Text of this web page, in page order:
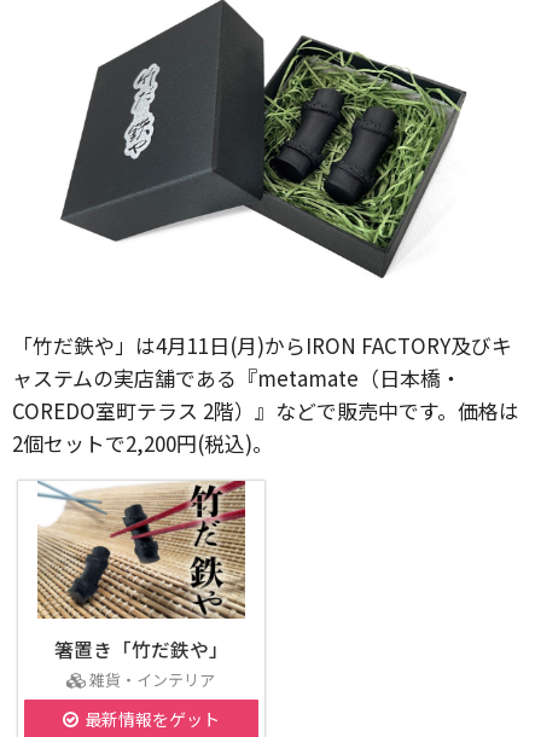
「竹だ鉄や」は4月11日(月)からIRON FACTORY及びキ
ャステムの実店舗である『metamate（日本橋・
COREDO室町テラス 2階）』などで販売中です。価格は
2個セットで2,200円(税込)。
箸置き「竹だ鉄や」
雑貨・インテリア
最新情報をゲット